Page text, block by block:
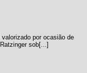
por ocasião de
sob[...]